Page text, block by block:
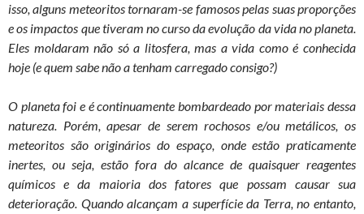
isso, alguns meteoritos tornaram-se famosos pelas suas proporções
e os impactos que tiveram no curso da evolução da vida no planeta.
Eles moldaram não só a litosfera, mas a vida como é conhecida
hoje (e quem sabe não a tenham carregado consigo?)
O planeta foi e é continuamente bombardeado por materiais dessa
natureza. Porém, apesar de serem rochosos e/ou metálicos, os
meteoritos são originários do espaço, onde estão praticamente
inertes, ou seja, estão fora do alcance de quaisquer reagentes
químicos e da maioria dos fatores que possam causar sua
deterioração. Quando alcançam a superfície da Terra, no entanto,